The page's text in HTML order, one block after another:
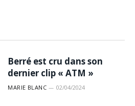
Berré est cru dans son
dernier clip « ATM »
MARIE BLANC 02/04/2024